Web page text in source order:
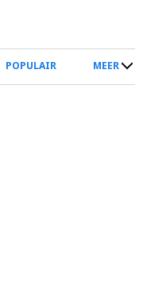
POPULAIR MEER